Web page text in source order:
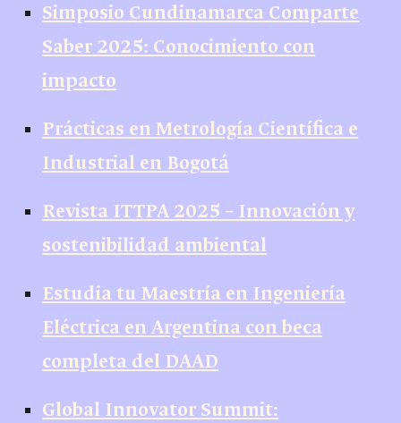
Simposio Cundinamarca Comparte
Saber 2025: Conocimiento con
impacto
Prácticas en Metrología Científica e
Industrial en Bogotá
Revista ITTPA 2025 – Innovación y
sostenibilidad ambiental
Estudia tu Maestría en Ingeniería
Eléctrica en Argentina con beca
completa del DAAD
Global Innovator Summit: